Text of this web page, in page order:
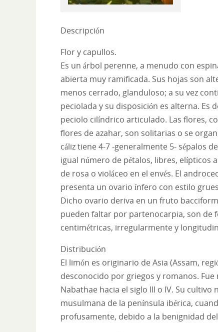
Descripción
Flor y capullos.
Es un árbol perenne, a menudo con
abierta muy ramificada. Sus hojas son
menos cerrado, glanduloso; a su vez
peciolada y su disposición es alterna. Es
peciolo cilíndrico articulado. Las flores,
flores de azahar, son solitarias o se
cáliz tiene 4-7 -generalmente 5- sépalos
igual número de pétalos, libres, elípticos
de rosa o violáceo en el envés. El
presenta un ovario ínfero con estilo
Dicho ovario deriva en un fruto
pueden faltar por partenocarpia, son de
centimétricas, irregularmente y
Distribución
El limón es originario de Asia (Assam,
desconocido por griegos y romanos.
Nabathae hacia el siglo III o IV. Su
musulmana de la península ibérica,
profusamente, debido a la benignidad